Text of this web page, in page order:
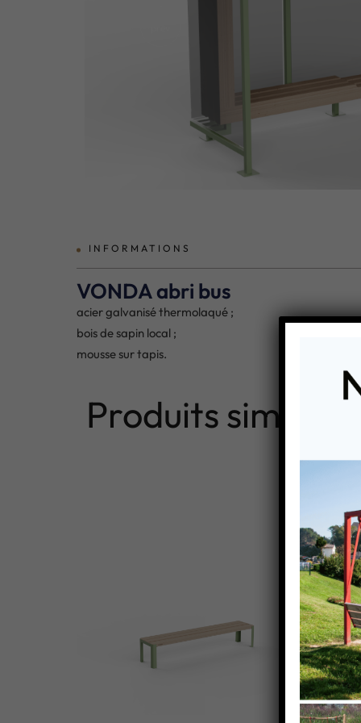
INFORMATIONS
VONDA abri bus
acier galvanisé thermolaqué ;
bois de sapin local ;
mousse sur tapis.
Produits